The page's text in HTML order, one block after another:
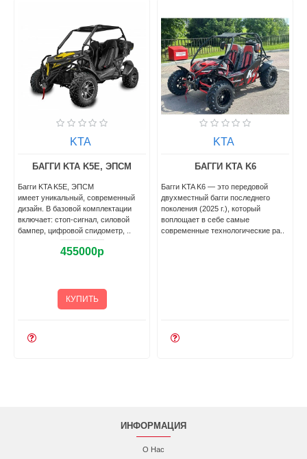
KTA
БАГГИ KTA K5E, ЭПСМ
Багги KTA K5E, ЭПСМ
имеет уникальный, современный
дизайн. В базовой комплектации
включает: стоп-сигнал, силовой
бампер, цифровой спидометр, ..
455000р
КУПИТЬ
KTA
БАГГИ KTA K6
Багги KTA K6 — это передовой
двухместный багги последнего
поколения (2025 г.), который
воплощает в себе самые
современные технологические ра..
ИНФОРМАЦИЯ
О Нас